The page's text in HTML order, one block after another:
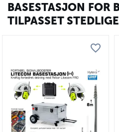
BASESTASJON FOR
TILPASSET